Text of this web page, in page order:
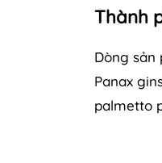
Thành
Dòng sản
Panax
palmetto